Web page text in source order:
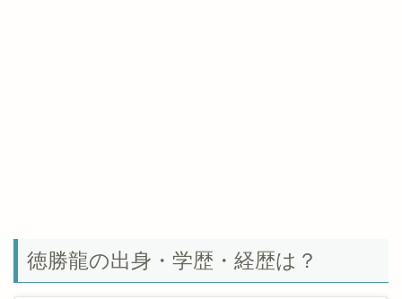
徳勝龍の出身・学歴・経歴は？